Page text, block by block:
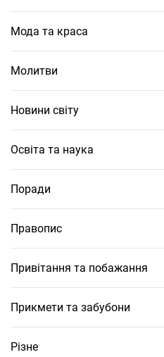
Мода та краса
Молитви
Новини світу
Освіта та наука
Поради
Правопис
Привітання та побажання
Прикмети та забубони
Різне